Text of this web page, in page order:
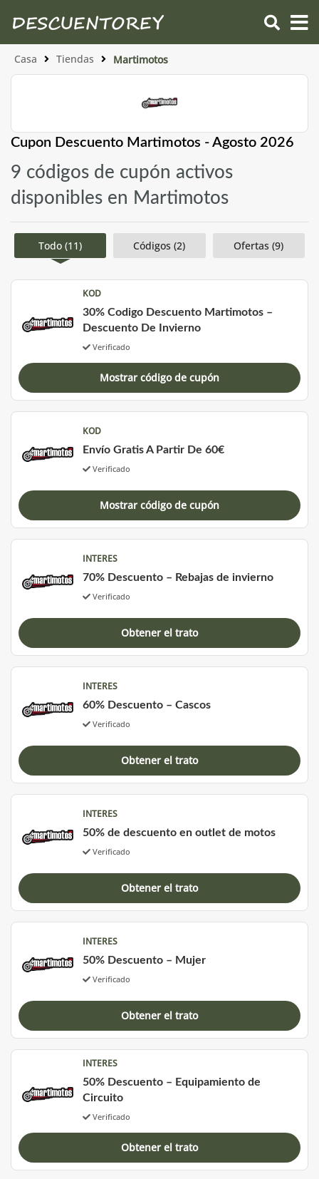
Casa Tiendas Martimotos
Cupon Descuento Martimotos - Agosto 2026
9 códigos de cupón activos
disponibles en Martimotos
Todo (11) Códigos (2) Ofertas (9)
KOD
30% Codigo Descuento Martimotos –
Descuento De Invierno
Verificado
Mostrar código de cupón
KOD
Envío Gratis A Partir De 60€
Verificado
Mostrar código de cupón
INTERES
70% Descuento – Rebajas de invierno
Verificado
Obtener el trato
INTERES
60% Descuento – Cascos
Verificado
Obtener el trato
INTERES
50% de descuento en outlet de motos
Verificado
Obtener el trato
INTERES
50% Descuento – Mujer
Verificado
Obtener el trato
INTERES
50% Descuento – Equipamiento de
Circuito
Verificado
Obtener el trato